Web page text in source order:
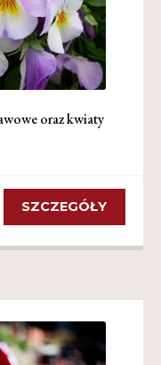
oraz kwiaty
SZCZEGÓŁY